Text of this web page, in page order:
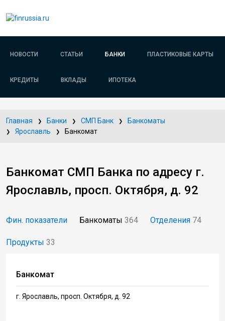
НОВОСТИ СТАТЬИ БАНКИ ПЛАСТИКОВЫЕ КАРТЫ
КРЕДИТЫ ВКЛАДЫ ИПОТЕКА
Главная Банки СМП Банк
Банкоматы
Ярославль
Банкомат
Банкомат СМП Банка по адресу г.
Ярославль, просп. Октября, д. 92
Фин. показатели Банкоматы 364 Отделения 74
Продукты 33
Банкомат
г. Ярославль, просп. Октября, д. 92